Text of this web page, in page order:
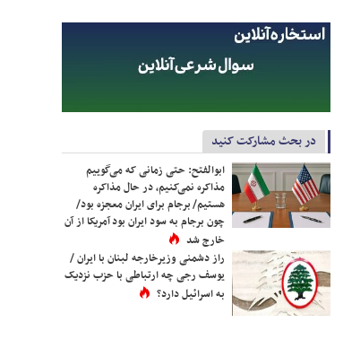
در بحث مشارکت کنید
ابوالفتح: حتی زمانی که می‌گوییم
مذاکره نمی‌کنیم، در حال مذاکره
هستیم/ برجام برای ایران معجزه بود/
چون برجام به سود ایران بود آمریکا از آن
خارج شد
راز دشمنی وزیرخارجه لبنان با ایران /
یوسف رجی چه ارتباطی با حزب نزدیک
به اسرائیل دارد؟